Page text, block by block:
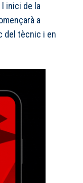
inici de la
a
del tècnic i en